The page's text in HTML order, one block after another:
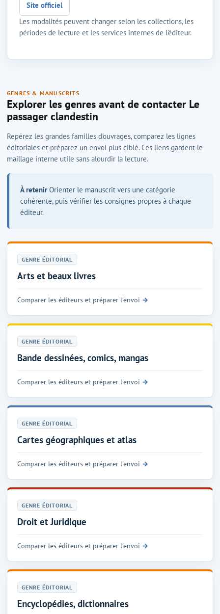
Site officiel
Les modalités peuvent changer selon les collections, les
périodes de lecture et les services internes de l'éditeur.
GENRES & MANUSCRITS
Explorer les genres avant de contacter Le
passager clandestin
Repérez les grandes familles d'ouvrages, comparez les lignes
éditoriales et préparez un envoi plus ciblé. Ces liens gardent le
maillage interne utile sans alourdir la lecture.
À retenir Orienter le manuscrit vers une catégorie
cohérente, puis vérifier les consignes propres à chaque
éditeur.
GENRE ÉDITORIAL
Arts et beaux livres
Comparer les éditeurs et préparer l'envoi
GENRE ÉDITORIAL
Bande dessinées, comics, mangas
Comparer les éditeurs et préparer l'envoi
GENRE ÉDITORIAL
Cartes géographiques et atlas
Comparer les éditeurs et préparer l'envoi
GENRE ÉDITORIAL
Droit et Juridique
Comparer les éditeurs et préparer l'envoi
GENRE ÉDITORIAL
Encyclopédies, dictionnaires